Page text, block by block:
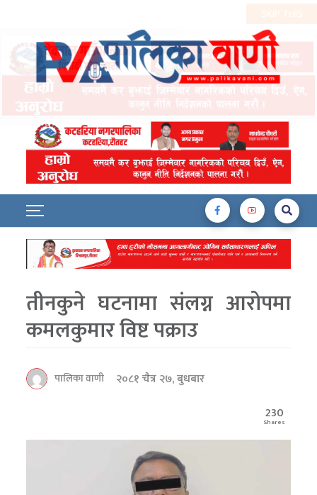
तीनकुने घटनामा संलग्न आरोपमा
कमलकुमार विष्ट पक्राउ
पालिका वाणी
२०८१ चैत्र २७, बुधबार
230
Shares